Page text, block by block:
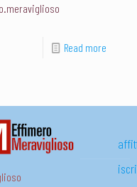
Read more